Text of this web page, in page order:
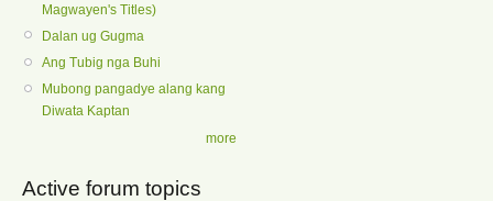
Magwayen's Titles)
Dalan ug Gugma
Ang Tubig nga Buhi
Mubong pangadye alang kang
Diwata Kaptan
more
Active forum topics